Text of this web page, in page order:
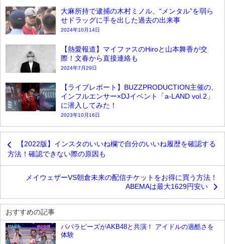
大麻所持で逮捕の木村ミノル、“メンタル”を弱ら
せドラッグに手を出した過去の出来事
2024年10月14日
【熱愛報道】マイファスのHiroと山本舞香が交
際！文春から直接連絡も
2024年7月29日
【ライブレポート】BUZZPRODUCTION主催の、
インフルエンサー×DJイベント「a-LAND vol.2」
に潜入してみた！
2023年10月16日
【2022版】インスタのいいね欄で自分のいいね履歴を確認する
方法！確認できない際の原因も
メイウェザーVS朝倉未来の配信チケットをお得に買う方法！
ABEMAは最大1629円安い
おすすめの記事
パパラピーズがAKB48と共演！ アイドルの過酷さを
体験